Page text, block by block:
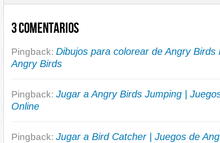
3 Comentarios
Pingback: Dibujos para colorear de Angry Birds
Angry Birds
Pingback: Jugar a Angry Birds Jumping |
Online
Pingback: Jugar a Bird Catcher | Juegos de